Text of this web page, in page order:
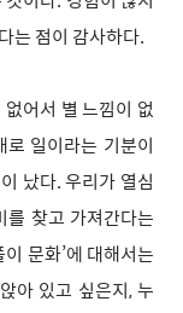
는 점이 감사하다.
어서 별 느낌이 없
일이라는 기분이
났다. 우리가 열심
찾고 가져간다는
문화’에 대해서는
아 있고 싶은지, 누